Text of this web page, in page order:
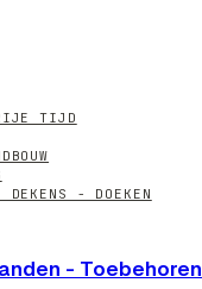
TIJD
DEKENS - DOEKEN
- Toebehoren